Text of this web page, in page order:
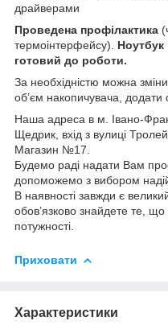
драйверами
Проведена профілактика
термоінтерфейсу). Ноутбук
готовий до роботи.
За необхідністю можна
об’єм накопичувача, додати
Наша адреса в м. Івано-
Щедрик, вхід з вулиці
Магазин №17.
Будемо раді надати Вам
допоможемо з вибором
В наявності завжди є
обов’язково знайдете те, що
потужності.
Приховати
Характеристики